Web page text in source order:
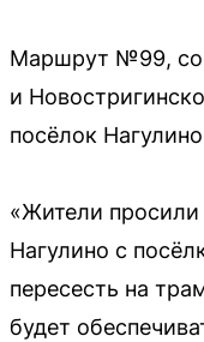
Маршрут №99,
и
посёлок
«Жители просили
Нагулино с
пересесть на
будет